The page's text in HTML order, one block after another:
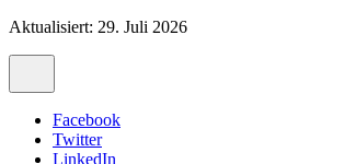
Aktualisiert: 29. Juli 2026
Facebook
Twitter
LinkedIn